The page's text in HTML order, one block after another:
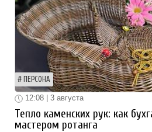
ПЕРСОНА
12:08 | 3 августа
Тепло каменских рук: как
мастером ротанга